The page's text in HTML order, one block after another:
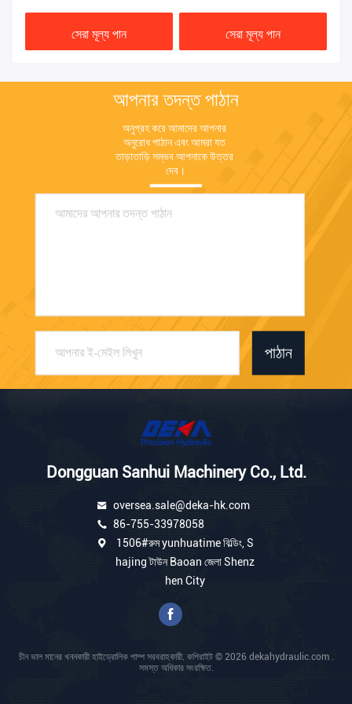
সেরা মূল্য পান সেরা মূল্য পান
আপনার তদন্ত পাঠান
অনুগ্রহ করে আমাদের আপনার
অনুরোধ পাঠান এবং আমরা যত
তাড়াতাড়ি সম্ভব আপনাকে উত্তর
দেব।
পাঠান
Dongguan Sanhui Machinery Co., Ltd.
oversea.sale@deka-hk.com
86-755-33978058
1506#রুম yunhuatime বিল্ডিং, S
hajing টাউন Baoan জেলা Shenz
hen City
চীন ভাল মানের খননকারী হাইড্রোলিক পাম্প সরবরাহকারী. কপিরাইট © 2026 dekahydraulic.com .
সমস্ত অধিকার সংরক্ষিত.